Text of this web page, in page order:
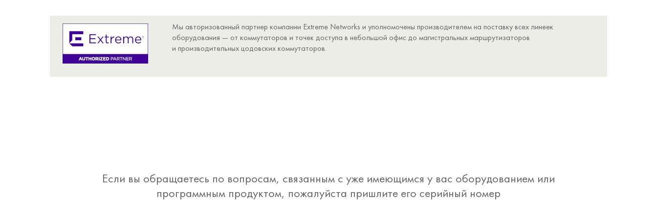
Мы авторизованный партнер компании Extreme Networks и уполномочены производителем на поставку всех линеек
оборудования — от коммутаторов и точек доступа в небольшой офис до магистральных маршрутизаторов
и производительных цодовских коммутаторов.
Если вы обращаетесь по вопросам, связанным с уже имеющимся у вас оборудованием или
программным продуктом, пожалуйста пришлите его серийный номер